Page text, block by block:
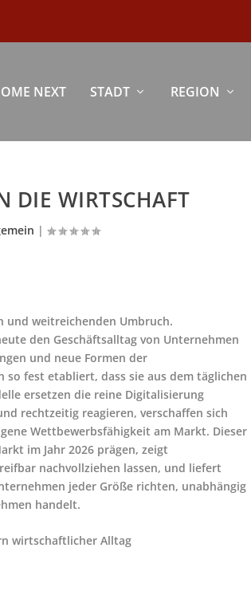
NEXT STADT REGION
DIE WIRTSCHAFT
|
und weitreichenden Umbruch.
den Geschäftsalltag von Unternehmen
und neue Formen der
fest etabliert, dass sie aus dem täglichen
ersetzen die reine Digitalisierung
rechtzeitig reagieren, verschaffen sich
Wettbewerbsfähigkeit am Markt. Dieser
im Jahr 2026 prägen, zeigt
nachvollziehen lassen, und liefert
jeder Größe richten, unabhängig
handelt.
wirtschaftlicher Alltag